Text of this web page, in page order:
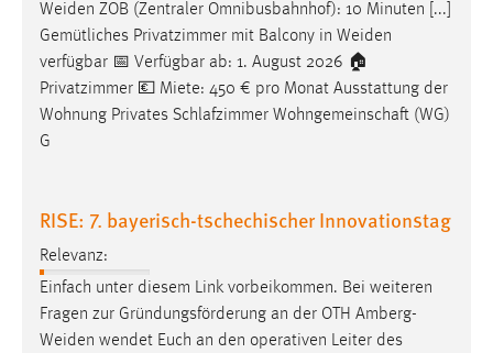
Weiden ZOB (Zentraler Omnibusbahnhof): 10 Minuten [...]
Gemütliches Privatzimmer mit Balcony in Weiden
verfügbar 📅 Verfügbar ab: 1. August 2026 🏠
Privatzimmer 💶 Miete: 450 € pro Monat Ausstattung der
Wohnung Privates Schlafzimmer Wohngemeinschaft (WG)
G
RISE: 7. bayerisch-tschechischer Innovationstag
Relevanz:
Einfach unter diesem Link vorbeikommen. Bei weiteren
Fragen zur Gründungsförderung an der OTH Amberg-
Weiden wendet Euch an den operativen Leiter des